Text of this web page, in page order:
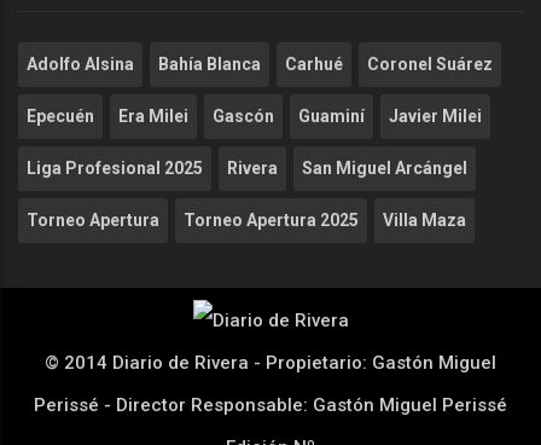
Adolfo Alsina Bahía Blanca Carhué Coronel Suárez
Epecuén Era Milei Gascón Guaminí Javier Milei
Liga Profesional 2025 Rivera San Miguel Arcángel
Torneo Apertura Torneo Apertura 2025 Villa Maza
© 2014 Diario de Rivera - Propietario: Gastón Miguel
Perissé - Director Responsable: Gastón Miguel Perissé